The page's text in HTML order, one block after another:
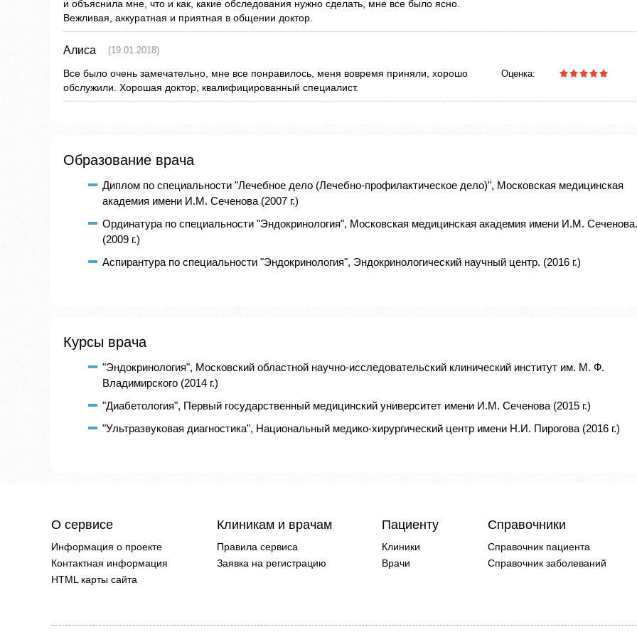
и объяснила мне, что и как, какие обследования нужно сделать, мне все было ясно.
Вежливая, аккуратная и приятная в общении доктор.
Алиса (19.01.2018)
Все было очень замечательно, мне все понравилось, меня вовремя приняли, хорошо
обслужили. Хорошая доктор, квалифицированный специалист.
Оценка:
Образование врача
Диплом по специальности "Лечебное дело (Лечебно-профилактическое дело)", Московская медицинская
академия имени И.М. Сеченова (2007 г.)
Ординатура по специальности "Эндокринология", Московская медицинская академия имени И.М. Сеченова.
(2009 г.)
Аспирантура по специальности "Эндокринология", Эндокринологический научный центр. (2016 г.)
Курсы врача
"Эндокринология", Московский областной научно-исследовательский клинический институт им. М. Ф.
Владимирского (2014 г.)
"Диабетология", Первый государственный медицинский университет имени И.М. Сеченова (2015 г.)
"Ультразвуковая диагностика", Национальный медико-хирургический центр имени Н.И. Пирогова (2016 г.)
О сервисе
Информация о проекте
Контактная информация
HTML карты сайта
Клиникам и врачам
Правила сервиса
Заявка на регистрацию
Пациенту
Клиники
Врачи
Справочники
Справочник пациента
Справочник заболеваний